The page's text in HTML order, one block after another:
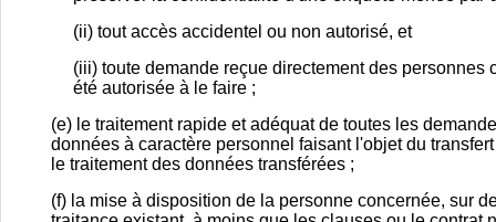
(ii) tout accès accidentel ou non autorisé, et
(iii) toute demande reçue directement des
été autorisée à le faire ;
(e) le traitement rapide et adéquat de toutes les
données à caractère personnel faisant l'objet du
le traitement des données transférées ;
(f) la mise à disposition de la personne concernée, sur